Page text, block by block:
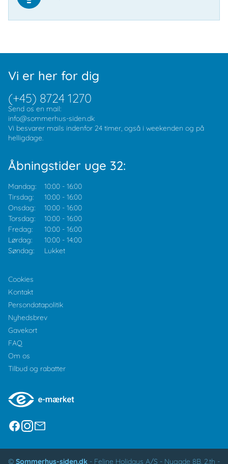
Vi er her for dig
(+45) 8724 1270
Send os en mail:
info@sommerhus-siden.dk
Vi besvarer mails indenfor 24 timer, også i weekenden og på
helligdage.
Åbningstider uge 32:
Mandag: 10:00 - 16:00
Tirsdag:
10:00 - 16:00
Onsdag:
10:00 - 16:00
Torsdag:
10:00 - 16:00
Fredag:
10:00 - 16:00
Lørdag:
10:00 - 14:00
Søndag:
Lukket
Cookies
Kontakt
Persondatapolitik
Nyhedsbrev
Gavekort
FAQ
Om os
Tilbud og rabatter
© Sommerhus-siden.dk - Feline Holidays A/S - Nygade 8B, 2.th -